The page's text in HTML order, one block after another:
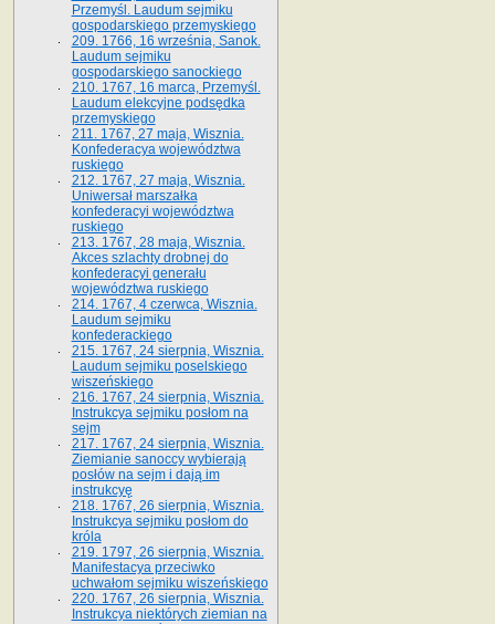
Przemyśl. Laudum sejmiku
gospodarskiego przemyskiego
209. 1766, 16 września, Sanok.
Laudum sejmiku
gospodarskiego sanockiego
210. 1767, 16 marca, Przemyśl.
Laudum elekcyjne podsędka
przemyskiego
211. 1767, 27 maja, Wisznia.
Konfederacya województwa
ruskiego
212. 1767, 27 maja, Wisznia.
Uniwersał marszałka
konfederacyi województwa
ruskiego
213. 1767, 28 maja, Wisznia.
Akces szlachty drobnej do
konfederacyi generału
województwa ruskiego
214. 1767, 4 czerwca, Wisznia.
Laudum sejmiku
konfederackiego
215. 1767, 24 sierpnia, Wisznia.
Laudum sejmiku poselskiego
wiszeńskiego
216. 1767, 24 sierpnia, Wisznia.
Instrukcya sejmiku posłom na
sejm
217. 1767, 24 sierpnia, Wisznia.
Ziemianie sanoccy wybierają
posłów na sejm i dają im
instrukcyę
218. 1767, 26 sierpnia, Wisznia.
Instrukcya sejmiku posłom do
króla
219. 1797, 26 sierpnia, Wisznia.
Manifestacya przeciwko
uchwałom sejmiku wiszeńskiego
220. 1767, 26 sierpnia, Wisznia.
Instrukcya niektórych ziemian na